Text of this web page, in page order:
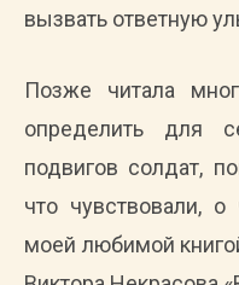
вызвать ответную
Позже читала
определить для
подвигов солдат,
что чувствовали,
моей любимой